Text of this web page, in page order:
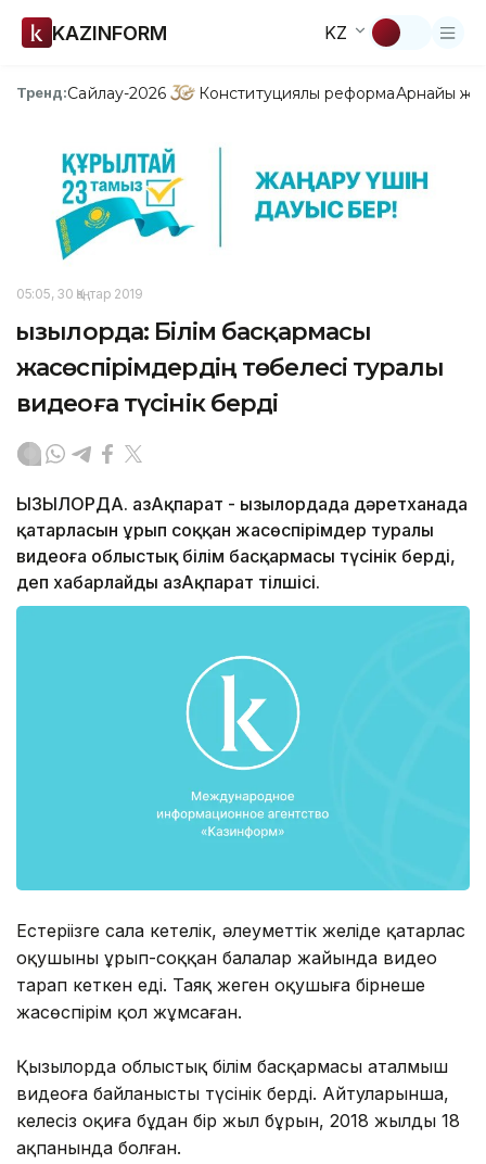
KAZINFORM KZ
Тренд:Сайлау-2026 Конституциялық реформаАрнайы
05:05, 30 Қаңтар 2019
Қызылорда: Білім басқармасы
жасөспірімдердің төбелесі туралы
видеоға түсінік берді
ҚЫЗЫЛОРДА. ҚазАқпарат - Қызылордада дәретханада
қатарласын ұрып соққан жасөспірімдер туралы
видеоға облыстық білім басқармасы түсінік берді,
деп хабарлайды ҚазАқпарат тілшісі.
Естеріңізге сала кетелік, әлеуметтік желіде қатарлас
оқушыны ұрып-соққан балалар жайында видео
тарап кеткен еді. Таяқ жеген оқушыға бірнеше
жасөспірім қол жұмсаған.
Қызылорда облыстық білім басқармасы аталмыш
видеоға байланысты түсінік берді. Айтуларынша,
келеңсіз оқиға бұдан бір жыл бұрын, 2018 жылдың 18
ақпанында болған.